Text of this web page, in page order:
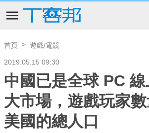
首頁 遊戲/電競
2019.05.15 09:30
中國已是全球 PC
大市場，遊戲玩家
美國的總人口